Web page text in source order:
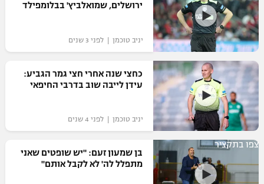
המגזין
ירושלים, שמואלביץ' בבלומפילד
יניב טוכמן | לפני 3 שנים
כחצי שנה אחרי חצי גמר הגביע:
עידן לייבה שוב בדרבי החיפאי
יניב טוכמן | לפני 4 שנים
צפו בתקציר
בן שמעון זעם: "יש שופטים שאני
מתפלל לה' לא לקבל אותם"